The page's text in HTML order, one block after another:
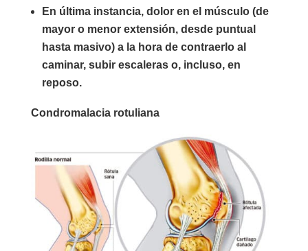
En última instancia, dolor en el músculo (de
mayor o menor extensión, desde puntual
hasta masivo) a la hora de contraerlo al
caminar, subir escaleras o, incluso, en
reposo.
Condromalacia rotuliana